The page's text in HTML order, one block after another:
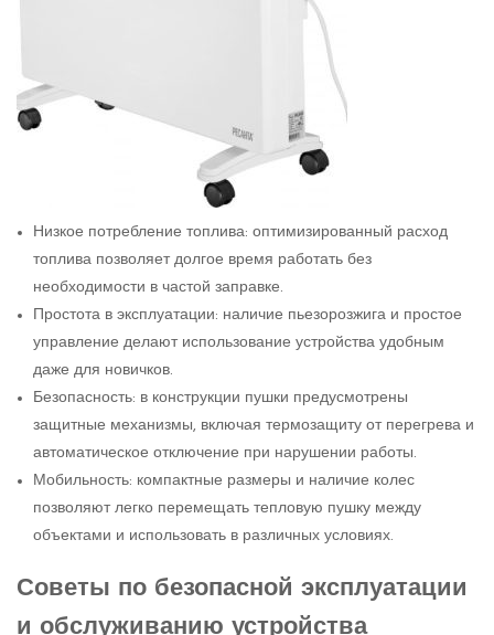
Низкое потребление топлива: оптимизированный расход
топлива позволяет долгое время работать без
необходимости в частой заправке.
Простота в эксплуатации: наличие пьезорозжига и простое
управление делают использование устройства удобным
даже для новичков.
Безопасность: в конструкции пушки предусмотрены
защитные механизмы, включая термозащиту от перегрева и
автоматическое отключение при нарушении работы.
Мобильность: компактные размеры и наличие колес
позволяют легко перемещать тепловую пушку между
объектами и использовать в различных условиях.
Советы по безопасной эксплуатации
и обслуживанию устройства